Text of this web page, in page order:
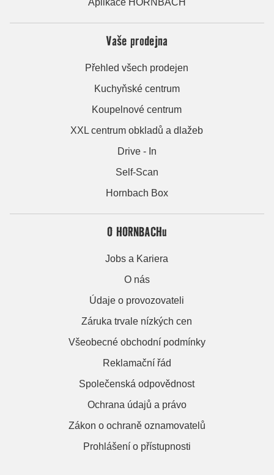
Vaše prodejna
Přehled všech prodejen
Kuchyňské centrum
Koupelnové centrum
XXL centrum obkladů a dlažeb
Drive - In
Self-Scan
Hornbach Box
O HORNBACHu
Jobs a Kariera
O nás
Údaje o provozovateli
Záruka trvale nízkých cen
Všeobecné obchodní podmínky
Reklamační řád
Společenská odpovědnost
Ochrana údajů a právo
Zákon o ochraně oznamovatelů
Prohlášení o přístupnosti